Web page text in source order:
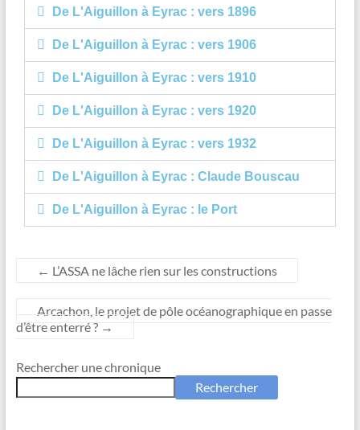
De L'Aiguillon à Eyrac : vers 1896
De L'Aiguillon à Eyrac : vers 1906
De L'Aiguillon à Eyrac : vers 1910
De L'Aiguillon à Eyrac : vers 1920
De L'Aiguillon à Eyrac : vers 1932
De L'Aiguillon à Eyrac : Claude Bouscau
De L'Aiguillon à Eyrac : le Port
← L’ASSA ne lâche rien sur les constructions
Arcachon, le projet de pôle océanographique en passe
d’être enterré ? →
Rechercher une chronique
Rechercher